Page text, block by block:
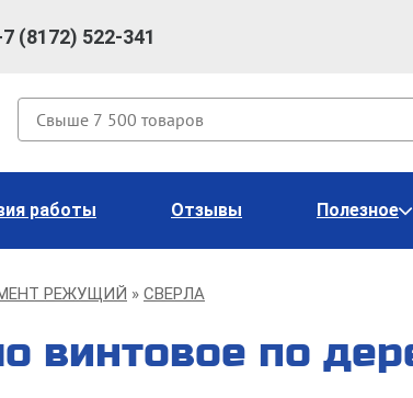
(8172) 522-341
Поиск
работы Отзывы Полезное
РЕЖУЩИЙ СВЕРЛА
винтовое по